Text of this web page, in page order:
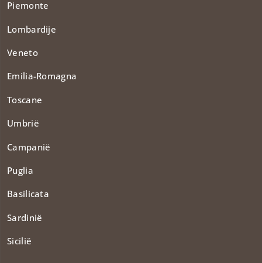
Piemonte
Lombardije
Veneto
Emilia-Romagna
Toscane
Umbrië
Campanië
Puglia
Basilicata
Sardinië
Sicilië